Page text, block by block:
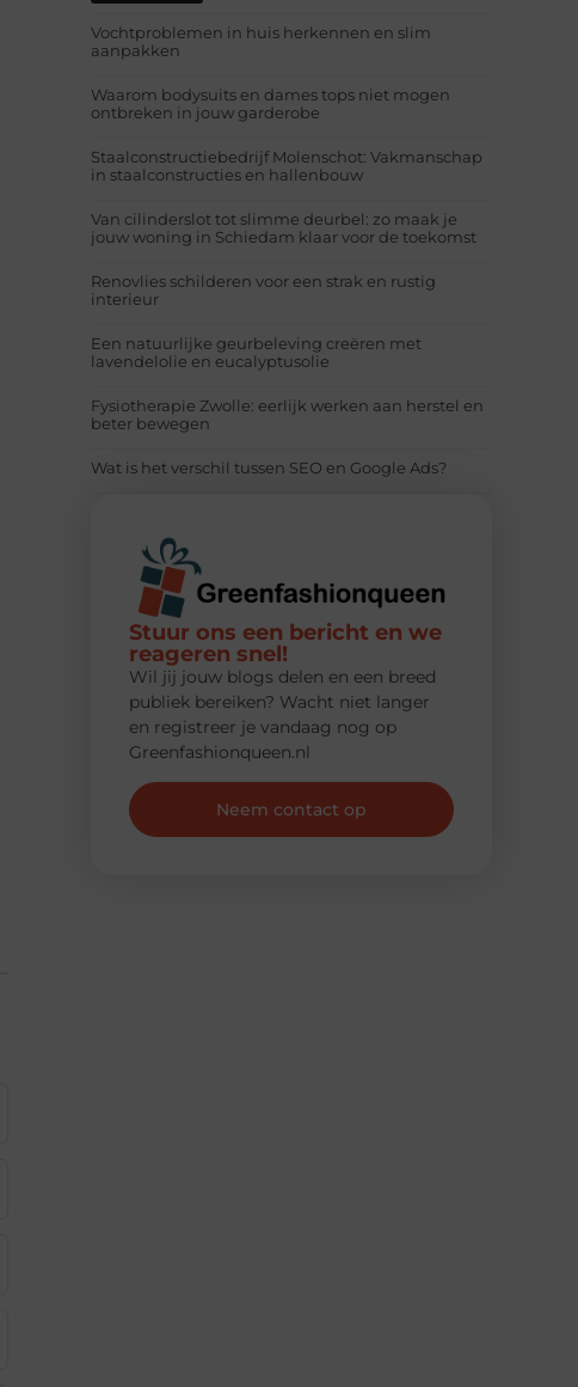
Vochtproblemen in huis herkennen en slim
aanpakken
Waarom bodysuits en dames tops niet mogen
ontbreken in jouw garderobe
Staalconstructiebedrijf Molenschot: Vakmanschap
in staalconstructies en hallenbouw
Van cilinderslot tot slimme deurbel: zo maak je
jouw woning in Schiedam klaar voor de toekomst
Renovlies schilderen voor een strak en rustig
interieur
Een natuurlijke geurbeleving creëren met
lavendelolie en eucalyptusolie
Fysiotherapie Zwolle: eerlijk werken aan herstel en
beter bewegen
Wat is het verschil tussen SEO en Google Ads?
Stuur ons een bericht en we
reageren snel!
Wil jij jouw blogs delen en een breed
publiek bereiken? Wacht niet langer
en registreer je vandaag nog op
Greenfashionqueen.nl
Neem contact op